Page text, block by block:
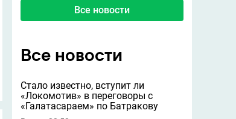
Все новости
Все новости
Стало известно, вступит ли
«Локомотив» в переговоры с
«Галатасараем» по Батракову